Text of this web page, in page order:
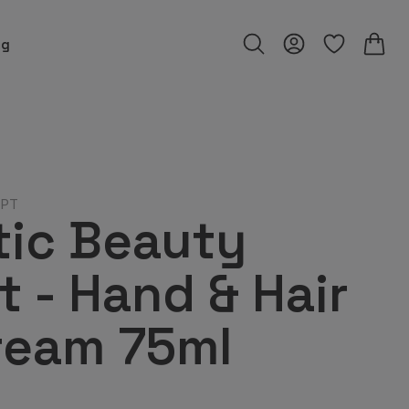
Beauty
- Hand & Hair
75ml